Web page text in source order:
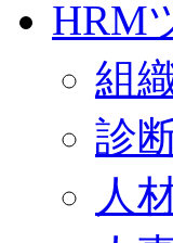
HRM
組
診
人